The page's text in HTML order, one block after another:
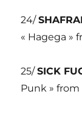
24/
« Hagega »
25/SICK
Punk » from